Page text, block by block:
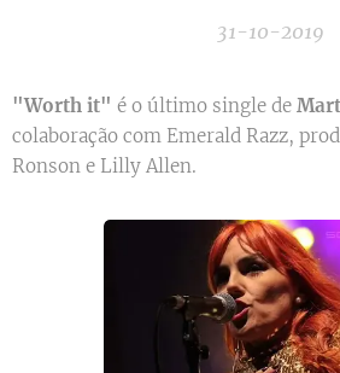
31-10-2019
"Worth it" é o último single de
colaboração com Emerald Razz,
Ronson e Lilly Allen.